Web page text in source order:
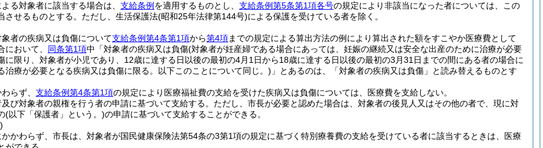
る対象者に該当する場合は、 支給条例 を適用するものとし、 支給条例第5条第1項各号の規定により非該当になった者については、この
せるものとする。 ただし、生活保護法(昭和25年法律第144号)による保護を受けている者を除く。
者の疾病又は負傷について支給条例第4条第1項から第4項までの規定による算出方法の例により算出された額をすこやか医療費として
において、 同条第1項中「対象者の疾病又は負傷(対象者が妊産婦である場合にあっては、妊娠の継続又は安全な出産のために治療が必要
に限り、対象者が小児であり、12歳に達する日以後の最初の4月1日から18歳に達する日以後の最初の3月31日までの間にある者の場合に
治療が必要となる疾病又は負傷に限る。以下このことについて同じ。) 」とあるのは、「対象者の疾病又は負傷」と読み替えるものとす
らず、 支給条例第4条第1項の規定により医療福祉費の支給を受けた疾病又は負傷については、医療費を支給しない。
び対象者の親権を行う者の申請に基づいて支給する。 ただし、市長が必要と認めた場合は、対象者の後見人又はその他の者で、現に対
(以下「保護者」という。)の申請に基づいて支給することができる。
かわらず、市長は、対象者が国民健康保険法第54条の3第1項の規定に基づく特別療養費の支給を受けている者に該当するときは、医療